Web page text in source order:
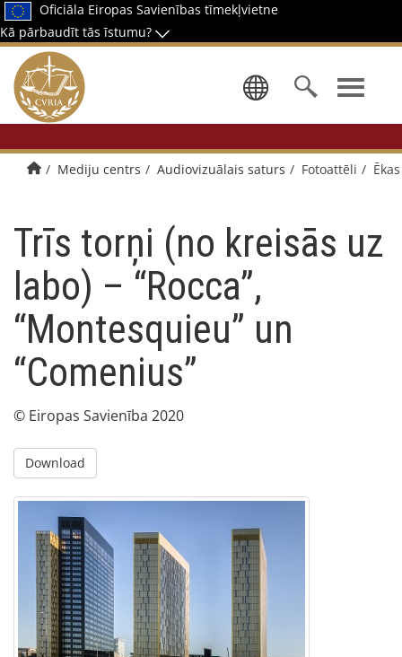
Oficiāla Eiropas Savienības tīmekļvietne
Kā pārbaudīt tās īstumu?
Izvēlēties
Sākumlapa
Mediju centrs Audiovizuālais saturs Fotoattēli Ēkas
Trīs torņi (no kreisās uz
labo) – “Rocca”,
“Montesquieu” un
“Comenius”
© Eiropas Savienība 2020
Download